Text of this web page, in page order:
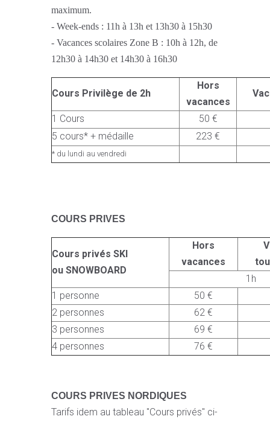
maximum.
- Week-ends : 11h à 13h et 13h30 à 15h30
- Vacances scolaires Zone B : 10h à 12h, de
12h30 à 14h30 et 14h30 à 16h30
Cours Privilège de 2h
Hors
vacances
1 Cours
50 €
5 cours* + médaille
223 €
* du lundi au vendredi
COURS PRIVES
Cours privés SKI
ou SNOWBOARD
Hors
vacances
1h
1 personne
50 €
2 personnes
62 €
3 personnes
69 €
4 personnes
76 €
COURS PRIVES NORDIQUES
Tarifs idem au tableau "Cours privés" ci-